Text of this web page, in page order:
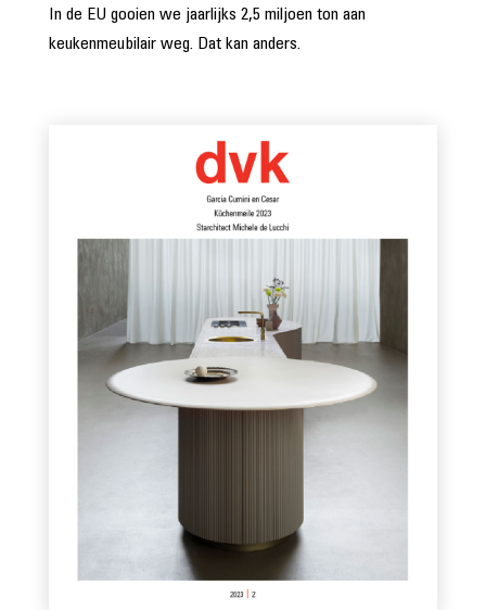
In de EU gooien we jaarlijks 2,5 miljoen ton aan
keukenmeubilair weg. Dat kan anders.